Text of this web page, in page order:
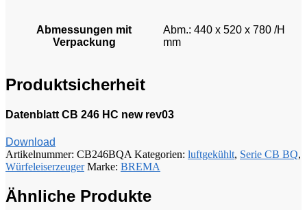
Abmessungen mit
Verpackung
Abm.: 440 x 520 x 780 /H
mm
Produktsicherheit
Datenblatt CB 246 HC new rev03
Download
Artikelnummer: CB246BQA Kategorien: luftgekühlt, Serie CB BQ,
Würfeleiserzeuger Marke: BREMA
Ähnliche Produkte